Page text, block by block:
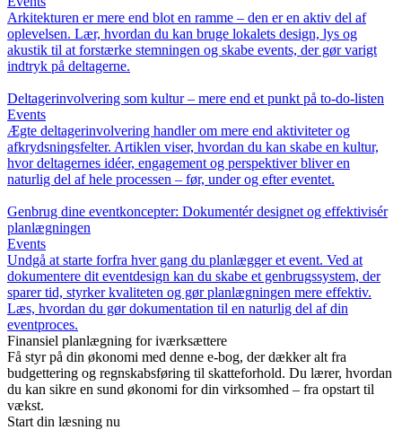
Arkitekturen er mere end blot en ramme – den er en aktiv del af
oplevelsen. Lær, hvordan du kan bruge lokalets design, lys og
akustik til at forstærke stemningen og skabe events, der gør varigt
indtryk på deltagerne.
Deltagerinvolvering som kultur – mere end et punkt på to-do-listen
Events
Ægte deltagerinvolvering handler om mere end aktiviteter og
afkrydsningsfelter. Artiklen viser, hvordan du kan skabe en kultur,
hvor deltagernes idéer, engagement og perspektiver bliver en
naturlig del af hele processen – før, under og efter eventet.
Genbrug dine eventkoncepter: Dokumentér designet og effektivisér
planlægningen
Events
Undgå at starte forfra hver gang du planlægger et event. Ved at
dokumentere dit eventdesign kan du skabe et genbrugssystem, der
sparer tid, styrker kvaliteten og gør planlægningen mere effektiv.
Læs, hvordan du gør dokumentation til en naturlig del af din
eventproces.
Finansiel planlægning for iværksættere
Få styr på din økonomi med denne e-bog, der dækker alt fra
budgettering og regnskabsføring til skatteforhold. Du lærer, hvordan
du kan sikre en sund økonomi for din virksomhed – fra opstart til
vækst.
Start din læsning nu